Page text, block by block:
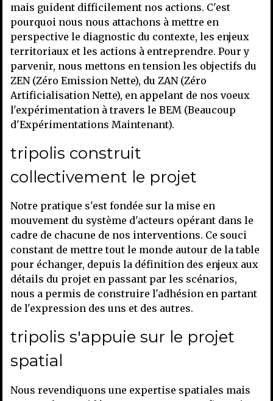
mais guident difficilement nos actions. C'est
pourquoi nous nous attachons à mettre en
perspective le diagnostic du contexte, les enjeux
territoriaux et les actions à entreprendre. Pour y
parvenir, nous mettons en tension les objectifs du
ZEN (Zéro Emission Nette), du ZAN (Zéro
Artificialisation Nette), en appelant de nos voeux
l'expérimentation à travers le BEM (Beaucoup
d'Expérimentations Maintenant).
tripolis construit
collectivement le projet
Notre pratique s'est fondée sur la mise en
mouvement du système d'acteurs opérant dans le
cadre de chacune de nos interventions. Ce souci
constant de mettre tout le monde autour de la table
pour échanger, depuis la définition des enjeux aux
détails du projet en passant par les scénarios,
nous a permis de construire l'adhésion en partant
de l'expression des uns et des autres.
tripolis s'appuie sur le projet
spatial
Nous revendiquons une expertise spatiales mais